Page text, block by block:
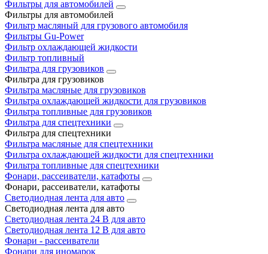
Фильтры для автомобилей
Фильтры для автомобилей
Фильтр масляный для грузового автомобиля
Фильтры Gu-Power
Фильтр охлаждающей жидкости
Фильтр топливный
Фильтра для грузовиков
Фильтра для грузовиков
Фильтра масляные для грузовиков
Фильтра охлаждающей жидкости для грузовиков
Фильтра топливные для грузовиков
Фильтра для спецтехники
Фильтра для спецтехники
Фильтра масляные для спецтехники
Фильтра охлаждающей жидкости для спецтехники
Фильтра топливные для спецтехники
Фонари, рассеиватели, катафоты
Фонари, рассеиватели, катафоты
Светодиодная лента для авто
Светодиодная лента для авто
Светодиодная лента 24 В для авто
Светодиодная лента 12 В для авто
Фонари - рассеиватели
Фонари для иномарок